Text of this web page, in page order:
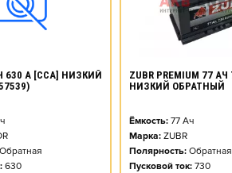
630 А [CCA] НИЗКИЙ
Обратная
630
ZUBR PREMIUM 77
НИЗКИЙ ОБРАТНЫЙ
Ёмкость: 77 Ач
Марка: ZUBR
Полярность: Обратная
Пусковой ток: 730